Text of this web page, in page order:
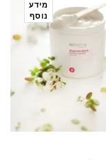
מידע
נוסף